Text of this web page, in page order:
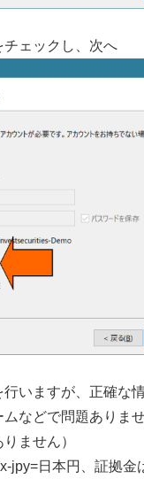
ェックし、次へ
いますが、正確な
などで問題ありま
ません）
jpy=日本円、証拠金